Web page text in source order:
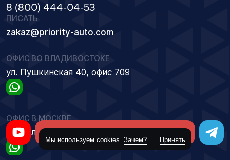
8 (800) 444-04-53
ПИСАТЬ
zakaz@priority-auto.com
ОФИС ВО ВЛАДИВОСТОКЕ
ул. Пушкинская 40, офис 709
ОФИС В МОСКВЕ
ул. Золоторожский Вал 11 ст 26, офис А7/03
Мы используем cookies Зачем? Принять